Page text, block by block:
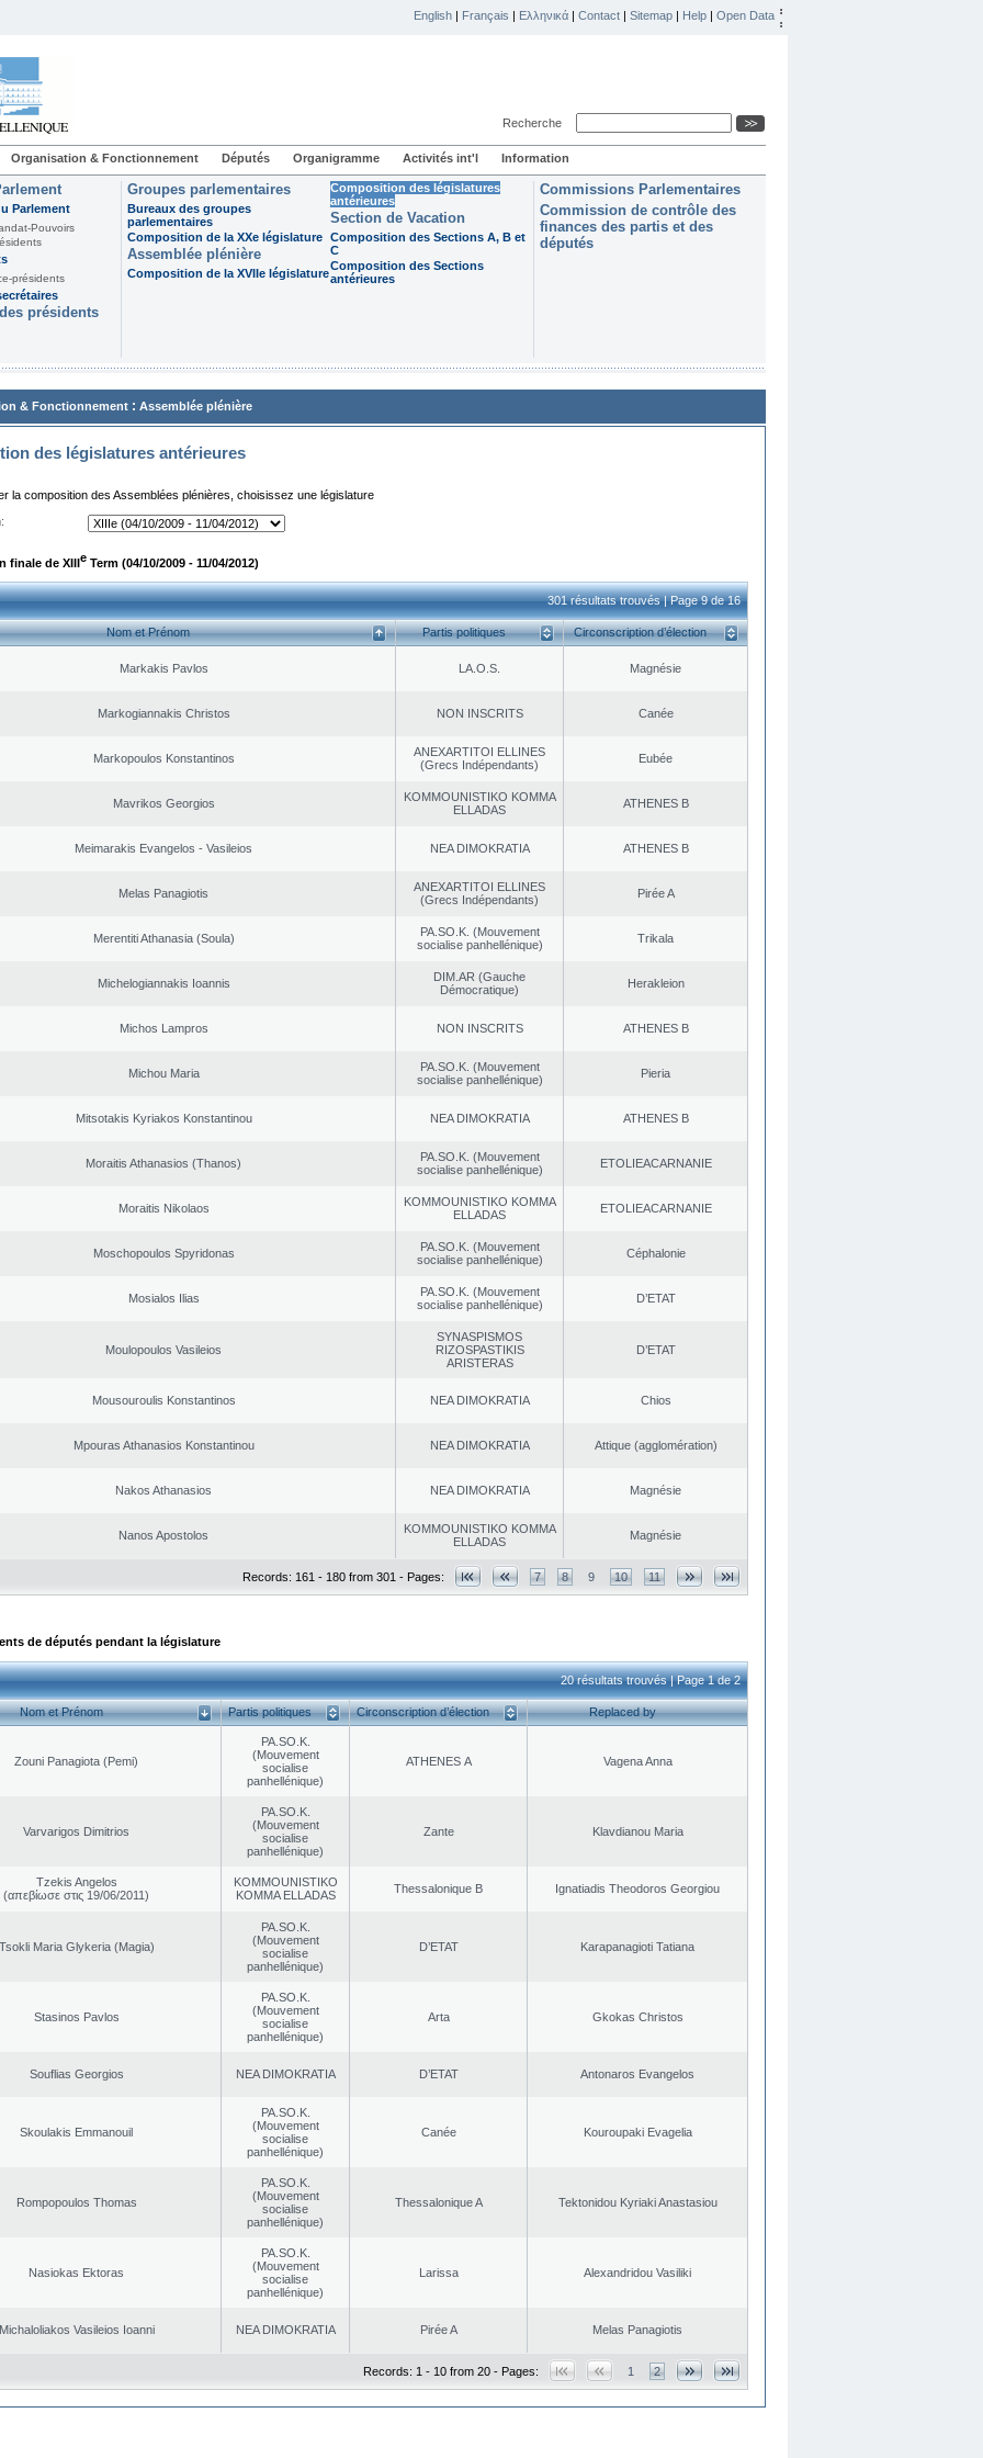
English | Français | Ελληνικά | Contact | Sitemap | Help | Open Data
Recherche
Organisation & Fonctionnement Députés Organigramme Activités int'l Information
Parlement
Pouvoirs
présidents
présidents
Groupes parlementaires
Bureaux des groupes
parlementaires
Composition de la XXe législature
Assemblée plénière
Composition de la XVIIe législature
Composition des législatures
antérieures
Section de Vacation
Composition des Sections A, B et
C
Composition des Sections
antérieures
Commissions Parlementaires
Commission de contrôle des
finances des partis et des
députés
& Fonctionnement : Assemblée plénière
des législatures antérieures
la composition des Assemblées plénières, choisissez une législature
finale de XIIIe Term (04/10/2009 - 11/04/2012)
301 résultats trouvés | Page 9 de 16
Nom et Prénom Partis politiques Circonscription d’élection
Markakis Pavlos LA.O.S. Magnésie
Markogiannakis Christos NON INSCRITS Canée
Markopoulos Konstantinos
ANEXARTITOI ELLINES
(Grecs Indépendants)
Eubée
Mavrikos Georgios
KOMMOUNISTIKO KOMMA
ELLADAS
ATHENES Β
Meimarakis Evangelos - Vasileios NEA DΙMOKRATIA ATHENES Β
Melas Panagiotis
ANEXARTITOI ELLINES
(Grecs Indépendants)
Pirée A
Merentiti Athanasia (Soula)
PA.SO.K. (Mouvement
socialise panhellénique)
Trikala
Michelogiannakis Ioannis
DIM.AR (Gauche
Démocratique)
Herakleion
Michos Lampros NON INSCRITS ATHENES Β
Michou Maria
PA.SO.K. (Mouvement
socialise panhellénique)
Pieria
Mitsotakis Kyriakos Konstantinou NEA DΙMOKRATIA ATHENES Β
Moraitis Athanasios (Thanos)
PA.SO.K. (Mouvement
socialise panhellénique)
EΤOLIEACARNANIE
Moraitis Nikolaos
KOMMOUNISTIKO KOMMA
ELLADAS
EΤOLIEACARNANIE
Moschopoulos Spyridonas
PA.SO.K. (Mouvement
socialise panhellénique)
Céphalonie
Mosialos Ilias
PA.SO.K. (Mouvement
socialise panhellénique)
D’ETAT
Moulopoulos Vasileios
SYNASPISMOS
RIZOSPASTIKIS
ARISTERAS
D’ETAT
Mousouroulis Konstantinos NEA DΙMOKRATIA Chios
Mpouras Athanasios Konstantinou NEA DΙMOKRATIA Αttique (agglomération)
Nakos Athanasios NEA DΙMOKRATIA Magnésie
Nanos Apostolos
KOMMOUNISTIKO KOMMA
ELLADAS
Magnésie
Records: 161 - 180 from 301 - Pages: 7 8 9 10 11
de députés pendant la législature
20 résultats trouvés | Page 1 de 2
Nom et Prénom Partis politiques Circonscription d’élection Replaced by
Zouni Panagiota (Pemi)
PA.SO.K.
(Mouvement
socialise
panhellénique)
ATHENES Α Vagena Anna
Varvarigos Dimitrios
PA.SO.K.
(Mouvement
socialise
panhellénique)
Zante Klavdianou Maria
Tzekis Angelos
(απεβίωσε στις 19/06/2011)
KOMMOUNISTIKO
KOMMA ELLADAS
Thessalonique B Ignatiadis Theodoros Georgiou
Tsokli Maria Glykeria (Magia)
PA.SO.K.
(Mouvement
socialise
panhellénique)
D’ETAT Karapanagioti Tatiana
Stasinos Pavlos
PA.SO.K.
(Mouvement
socialise
panhellénique)
Arta Gkokas Christos
Souflias Georgios NEA DΙMOKRATIA D’ETAT Antonaros Evangelos
Skoulakis Emmanouil
PA.SO.K.
(Mouvement
socialise
panhellénique)
Canée Kouroupaki Evagelia
Rompopoulos Thomas
PA.SO.K.
(Mouvement
socialise
panhellénique)
Thessalonique A Tektonidou Kyriaki Anastasiou
Nasiokas Ektoras
PA.SO.K.
(Mouvement
socialise
panhellénique)
Larissa Alexandridou Vasiliki
Michaloliakos Vasileios Ioanni NEA DΙMOKRATIA Pirée A Melas Panagiotis
Records: 1 - 10 from 20 - Pages: 1 2